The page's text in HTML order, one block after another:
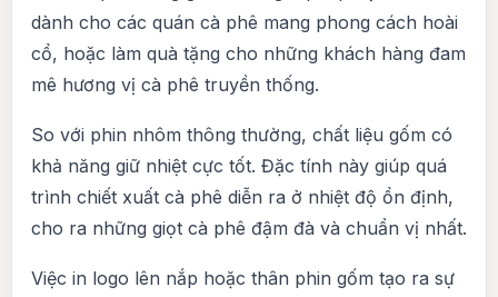
dành cho các quán cà phê mang phong cách hoài
cổ, hoặc làm quà tặng cho những khách hàng đam
mê hương vị cà phê truyền thống.
So với phin nhôm thông thường, chất liệu gốm có
khả năng giữ nhiệt cực tốt. Đặc tính này giúp quá
trình chiết xuất cà phê diễn ra ở nhiệt độ ổn định,
cho ra những giọt cà phê đậm đà và chuẩn vị nhất.
Việc in logo lên nắp hoặc thân phin gốm tạo ra sự